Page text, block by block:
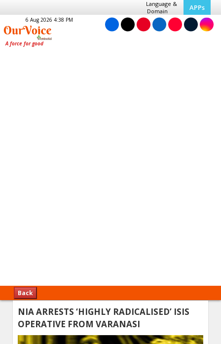
Language &
Domain
APPs
6 Aug 2026 4:38 PM
Back
NIA ARRESTS ‘HIGHLY RADICALISED’ ISIS
OPERATIVE FROM VARANASI